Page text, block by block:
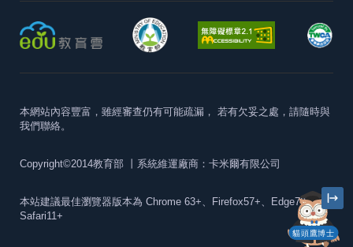
貓頭鷹博士
本網站內容豐富，雖經審查仍有可能疏漏， 若有欠妥之處，請隨時與
我們聯絡。
Copyright©2014教育部 丨系統維運廠商：卡米爾有限公司
本站建議最佳瀏覽器版本為 Chrome 63+、Firefox57+、Edge79+及
Safari11+